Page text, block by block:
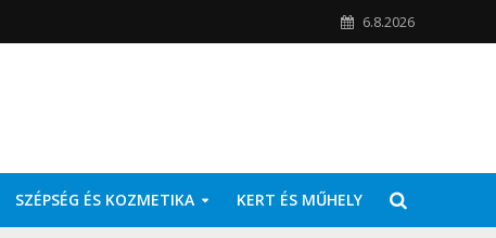
6.8.2026
SZÉPSÉG ÉS KOZMETIKA KERT ÉS MŰHELY